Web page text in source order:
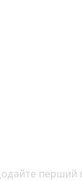
перший